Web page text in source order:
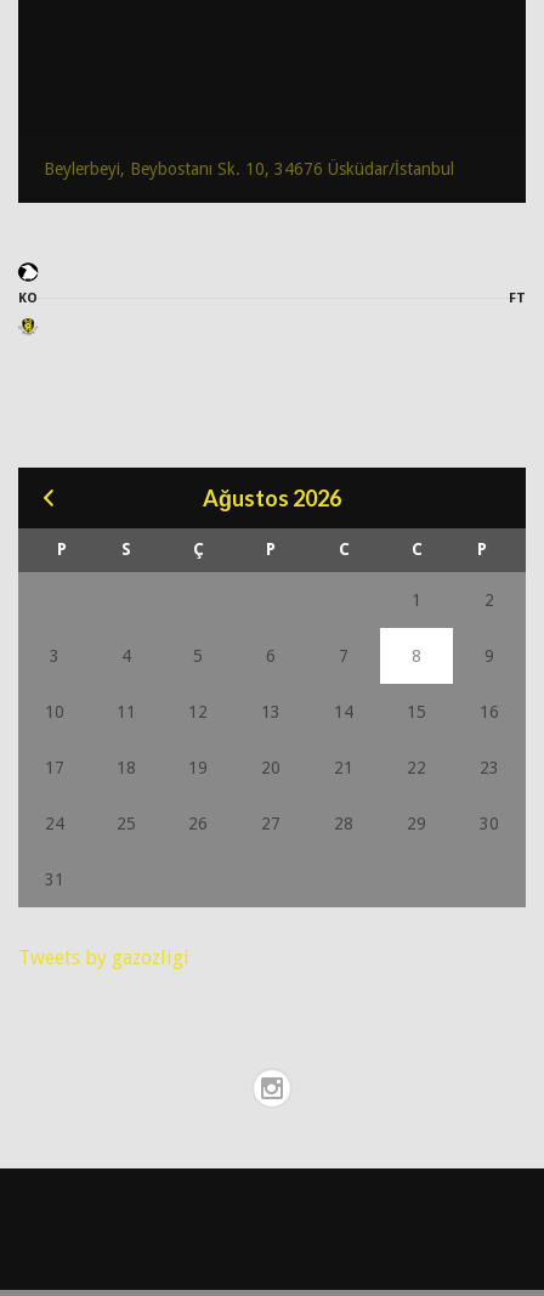
Beylerbeyi, Beybostanı Sk. 10, 34676 Üsküdar/İstanbul
KO FT
Ağustos 2026
P S Ç P C C P
1 2
3 4 5 6 7 8 9
10 11 12 13 14 15 16
17 18 19 20 21 22 23
24 25 26 27 28 29 30
31
Tweets by gazozligi